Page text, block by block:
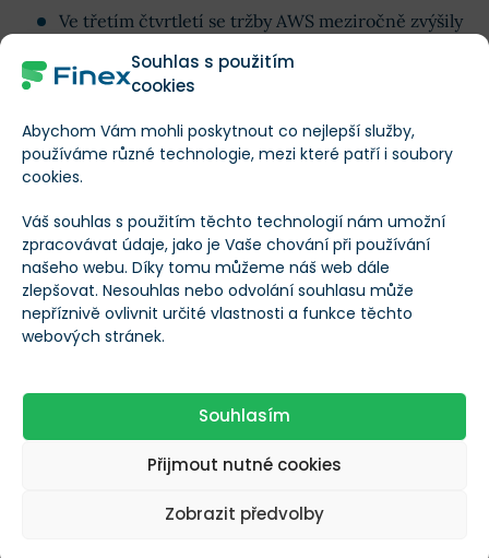
Souhlas s použitím
cookies
Abychom Vám mohli poskytnout co nejlepší služby,
používáme různé technologie, mezi které patří i soubory
cookies.
Váš souhlas s použitím těchto technologií nám umožní
zpracovávat údaje, jako je Vaše chování při používání
našeho webu. Díky tomu můžeme náš web dále
zlepšovat. Nesouhlas nebo odvolání souhlasu může
nepříznivě ovlivnit určité vlastnosti a funkce těchto
webových stránek.
Souhlasím
Přijmout nutné cookies
Zobrazit předvolby
Ve třetím čtvrtletí se tržby AWS meziročně zvýšily
AWS, kapitálově nenáročný a vysoce ziskový
segment, se na celkových provozních příjmech
společnosti Amazon v tomto čtvrtletí podílelvíce
než 60 %
Amazon si udržuje vedoucí postavení v oblasti
elektronického obchodování apokračuje v inovacích
aby si svůj náskok udržel.
streamingu.
Další vysoce růstovou oblastí je reklama, jejíž příjmy ve
třetím čtvrtletí meziročně vzrostly
posiluje působení inzerentů díky nové vrstvě